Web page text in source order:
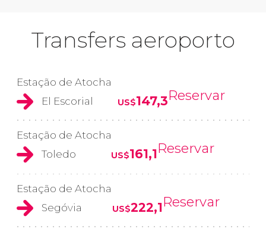
Transfers aeroporto
Estação de Atocha
El Escorial
US$147,3Reservar
Estação de Atocha
Toledo
US$161,1Reservar
Estação de Atocha
Segóvia
US$222,1Reservar